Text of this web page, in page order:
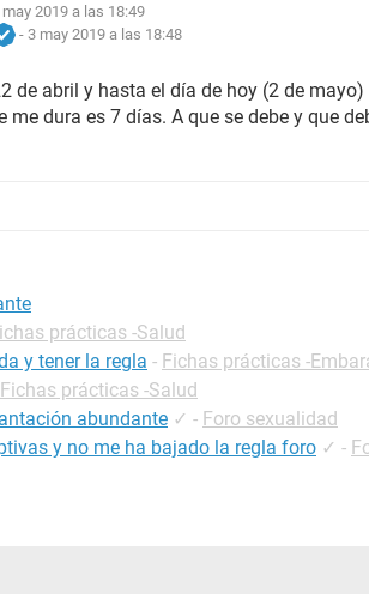
2019 a las 18:49
- 3 may 2019 a las 18:48
de abril y hasta el día de hoy (2 de
dura es 7 días. A que se debe y que
prácticas -Salud
y tener la regla - Fichas prácticas -
Fichas prácticas -Salud
abundante ✓ - Foro sexualidad
y no me ha bajado la regla foro ✓ -